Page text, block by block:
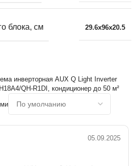
блока, см 29.6x96x20.5
инверторная AUX Q Light Inverter
QH-R1DI, кондиционер до 50 м²
05.09.2025